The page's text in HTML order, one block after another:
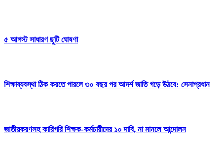
৫ আগস্ট সাধারণ ছুটি ঘোষণা
শিক্ষাব্যবস্থা ঠিক করতে পারলে ৩০ বছর পর আদর্শ জাতি গড়ে উঠবে: সেনাপ্রধান
জাতীয়করণসহ কারিগরি শিক্ষক-কর্মচারীদের ১০ দাবি, না মানলে আন্দোলন